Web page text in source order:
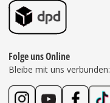
Folge uns Online
Bleibe mit uns verbunden: